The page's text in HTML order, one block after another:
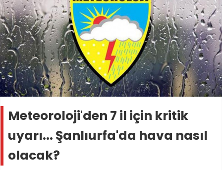
Meteoroloji'den 7 il için kritik
uyarı... Şanlıurfa'da hava nasıl
olacak?